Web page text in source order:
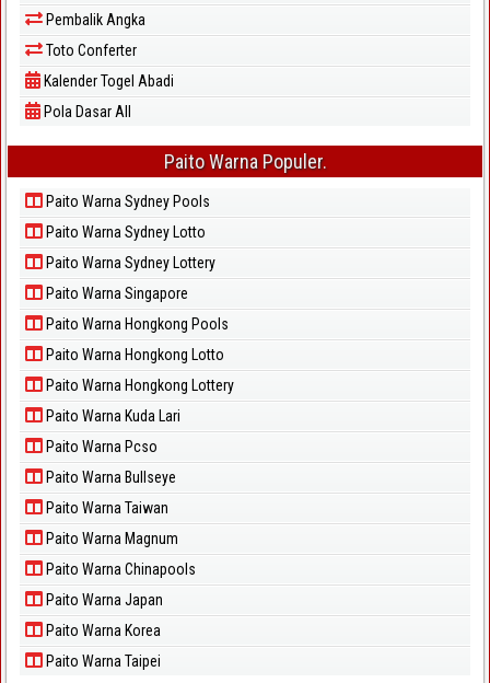
Pembalik Angka
Toto Conferter
Kalender Togel Abadi
Pola Dasar All
Paito Warna Populer.
Paito Warna Sydney Pools
Paito Warna Sydney Lotto
Paito Warna Sydney Lottery
Paito Warna Singapore
Paito Warna Hongkong Pools
Paito Warna Hongkong Lotto
Paito Warna Hongkong Lottery
Paito Warna Kuda Lari
Paito Warna Pcso
Paito Warna Bullseye
Paito Warna Taiwan
Paito Warna Magnum
Paito Warna Chinapools
Paito Warna Japan
Paito Warna Korea
Paito Warna Taipei